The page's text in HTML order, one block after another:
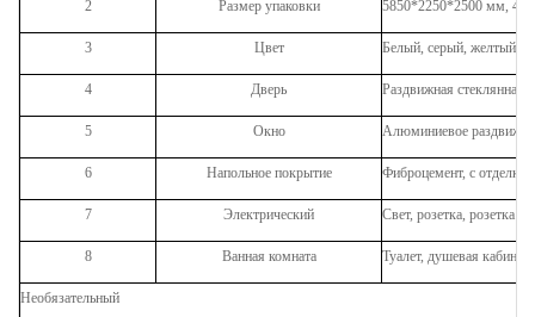
2 Размер упаковки 5850*2250*2500 мм, 40
3 Цвет Белый, серый, желтый
4 Дверь Раздвижная стеклянная
5 Окно Алюминиевое
6 Напольное покрытие Фиброцемент, с
7 Электрический Свет, розетка, розетка
8 Ванная комната Туалет, душевая кабина,
Необязательный